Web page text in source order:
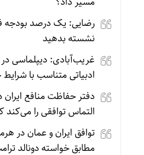
رضایی: یک درصد بودجه
نشسته بدهید
غریب‌آبادی: دیپلماسی در
ادبیاتی متناسب با
دفتر حفاظت منافع ایران
التماس توافقی را
توافق ایران و عمان در
مطابق خواسته دونالد